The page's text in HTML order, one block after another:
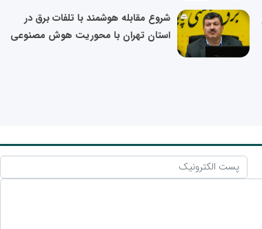
شروع مقابله هوشمند با تلفات برق در
استان تهران با محوریت هوش مصنوعی